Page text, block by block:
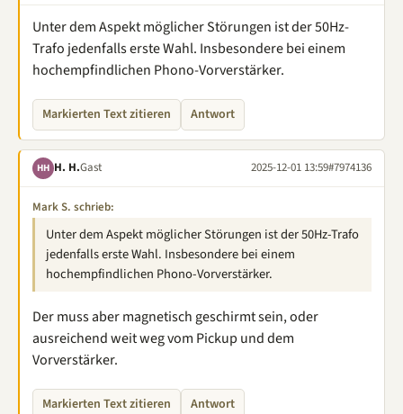
Unter dem Aspekt möglicher Störungen ist der 50Hz-
Trafo jedenfalls erste Wahl. Insbesondere bei einem
hochempfindlichen Phono-Vorverstärker.
Markierten Text zitieren Antwort
HH H. H.Gast 2025-12-01 13:59#7974136
Mark S. schrieb:
Unter dem Aspekt möglicher Störungen ist der 50Hz-Trafo
jedenfalls erste Wahl. Insbesondere bei einem
hochempfindlichen Phono-Vorverstärker.
Der muss aber magnetisch geschirmt sein, oder
ausreichend weit weg vom Pickup und dem
Vorverstärker.
Markierten Text zitieren Antwort